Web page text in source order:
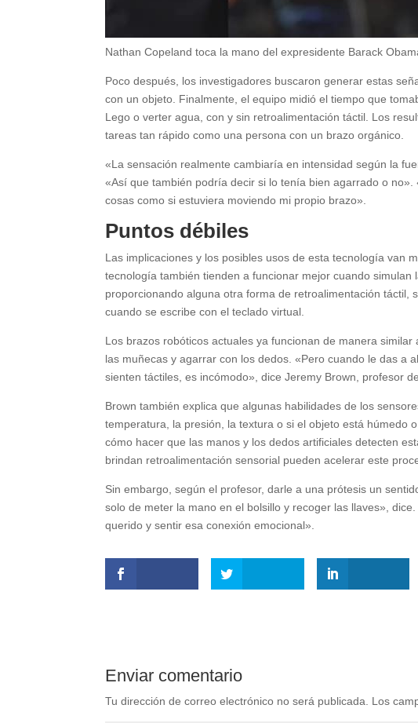
Nathan Copeland toca la mano del expresidente Barack
Poco después, los investigadores buscaron generar estas
con un objeto. Finalmente, el equipo midió el tiempo que
Lego o verter agua, con y sin retroalimentación táctil. Los
tareas tan rápido como una persona con un brazo orgánico.
«La sensación realmente cambiaría en intensidad según la
«Así que también podría decir si lo tenía bien agarrado o
cosas como si estuviera moviendo mi propio brazo».
Puntos débiles
Las implicaciones y los posibles usos de esta tecnología van
tecnología también tienden a funcionar mejor cuando
proporcionando alguna otra forma de retroalimentación
cuando se escribe con el teclado virtual.
Los brazos robóticos actuales ya funcionan de manera
las muñecas y agarrar con los dedos. «Pero cuando le das a
sienten táctiles, es incómodo», dice Jeremy Brown, profesor
Brown también explica que algunas habilidades de los
temperatura, la presión, la textura o si el objeto está húmedo
cómo hacer que las manos y los dedos artificiales detecten
brindan retroalimentación sensorial pueden acelerar este
Sin embargo, según el profesor, darle a una prótesis un
solo de meter la mano en el bolsillo y recoger las llaves»,
querido y sentir esa conexión emocional».
Enviar comentario
Tu dirección de correo electrónico no será publicada. Los